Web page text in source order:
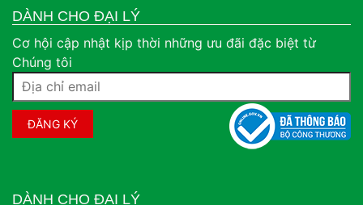
DÀNH CHO ĐẠI LÝ
Cơ hội cập nhật kịp thời những ưu đãi đặc biệt từ
Chúng tôi
DÀNH CHO ĐẠI LÝ